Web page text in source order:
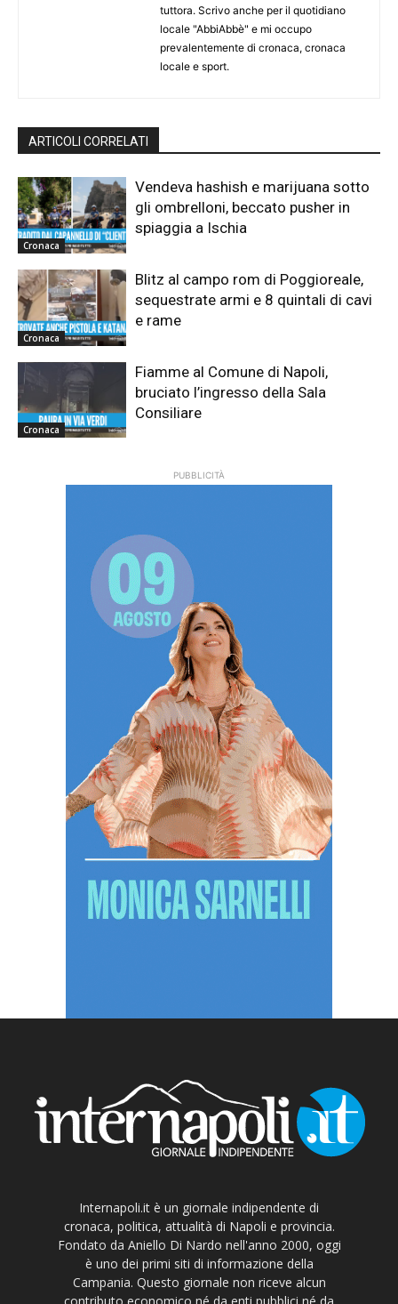
tuttora. Scrivo anche per il quotidiano
locale "AbbiAbbè" e mi occupo
prevalentemente di cronaca, cronaca
locale e sport.
ARTICOLI CORRELATI
Cronaca
Vendeva hashish e marijuana sotto
gli ombrelloni, beccato pusher in
spiaggia a Ischia
Cronaca
Blitz al campo rom di Poggioreale,
sequestrate armi e 8 quintali di cavi
e rame
Cronaca
Fiamme al Comune di Napoli,
bruciato l’ingresso della Sala
Consiliare
PUBBLICITÀ
Internapoli.it è un giornale indipendente di
cronaca, politica, attualità di Napoli e provincia.
Fondato da Aniello Di Nardo nell'anno 2000, oggi
è uno dei primi siti di informazione della
Campania. Questo giornale non riceve alcun
contributo economico né da enti pubblici né da